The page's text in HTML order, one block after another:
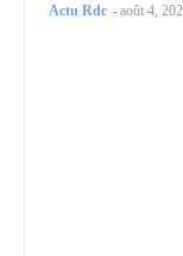
Actu Rdc -août 4,